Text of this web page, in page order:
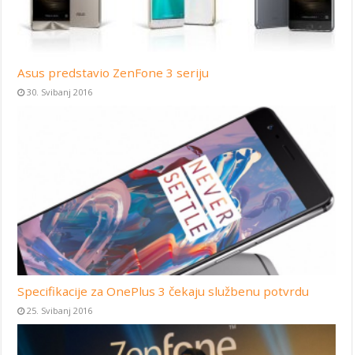
Asus predstavio ZenFone 3 seriju
30. Svibanj 2016
Specifikacije za OnePlus 3 čekaju službenu potvrdu
25. Svibanj 2016